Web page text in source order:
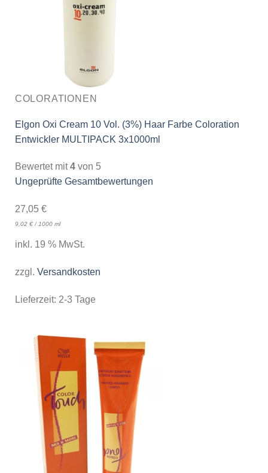
COLORATIONEN
Elgon Oxi Cream 10 Vol. (3%) Haar Farbe Coloration
Entwickler MULTIPACK 3x1000ml
Bewertet mit4von 5
Ungeprüfte Gesamtbewertungen
27,05 €
9,02 €/ 1000 ml
inkl. 19 % MwSt.
zzgl. Versandkosten
Lieferzeit: 2-3 Tage